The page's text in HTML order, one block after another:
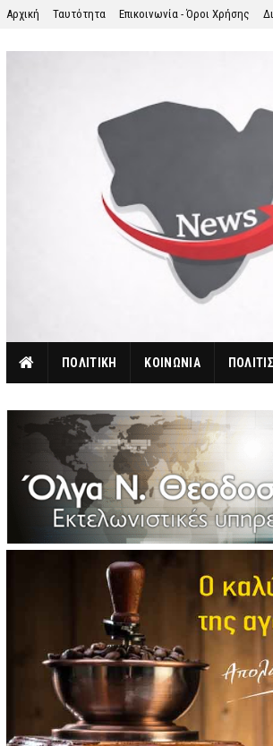
Αρχική Ταυτότητα Επικοινωνία - Όροι Χρήσης
ΠΟΛΙΤΙΚΗ ΚΟΙΝΩΝΙΑ